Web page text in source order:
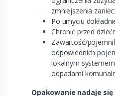
zmniejszenia
Po umyciu
Chronić przed
Zawartość/
odpowiednich
lokalnym
odpadami
​Opakowanie nadaje